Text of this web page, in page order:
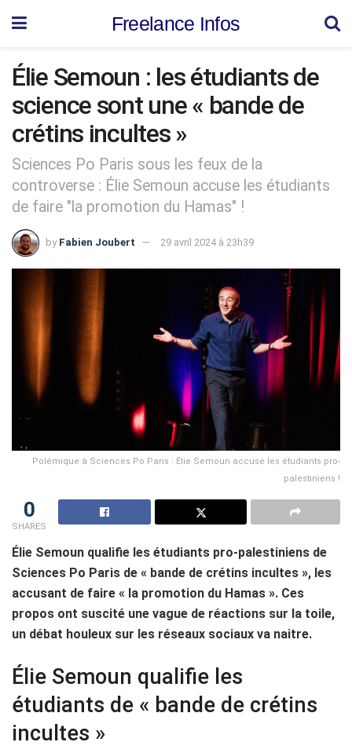
Freelance Infos
Élie Semoun : les étudiants de
science sont une « bande de
crétins incultes »
Sciences Po Paris sous les feux de la
controverse : Élie Semoun accuse les étudiants
de faire "la promotion du Hamas" !
by Fabien Joubert 29 avril 2024 à 23h39
Polémique à Sciences Po Paris : Élie Semoun accuse les étudiants pro-
palestiniens !
0
SHARES
Élie Semoun qualifie les étudiants pro-palestiniens de
Sciences Po Paris de « bande de crétins incultes », les
accusant de faire « la promotion du Hamas ». Ces
propos ont suscité une vague de réactions sur la toile,
un débat houleux sur les réseaux sociaux va naitre.
Élie Semoun qualifie les
étudiants de « bande de crétins
incultes »